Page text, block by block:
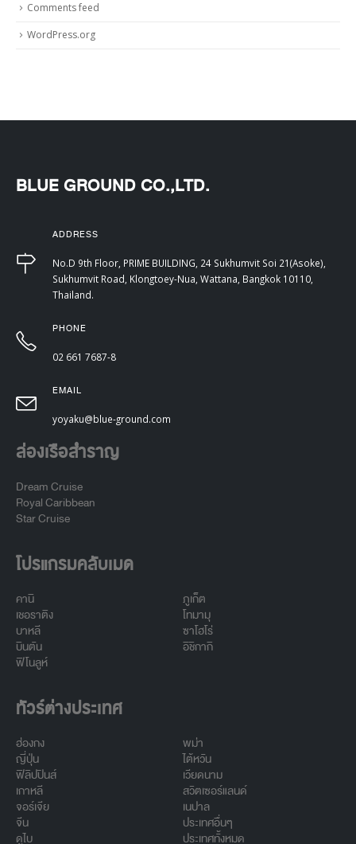
Comments feed
WordPress.org
BLUE GROUND CO.,LTD.
ADDRESS
No.D 9th Floor, PRIME BUILDING, 24 Sukhumvit Soi 21(Asoke),
Sukhumvit Road, Klongtoey-Nua, Wattana, Bangkok 10110,
Thailand.
PHONE
02 661 7687-8
EMAIL
yoyaku@blue-ground.com
ล่องเรือสำราญ
Dream Cruise
Royal Caribbean
Star Cruise
โปรแกรมคลับเมด
คานิ
เชอราติง
บาหลี
บินตัน
ฟิโนลูห์
ภูเก็ต
โทมามุ
ซาโฮโร่
อิชิกากิ
ทัวร์ต่างประเทศ
ฮ่องกง
ญี่ปุ่น
ฟิลิปปินส์
เกาหลี
จอร์เจีย
จีน
ดูไบ
พม่า
ไต้หวัน
เวียดนาม
สวิตเซอร์แลนด์
เนปาล
ประเทศอื่นๆ
ประเทศทั้งหมด